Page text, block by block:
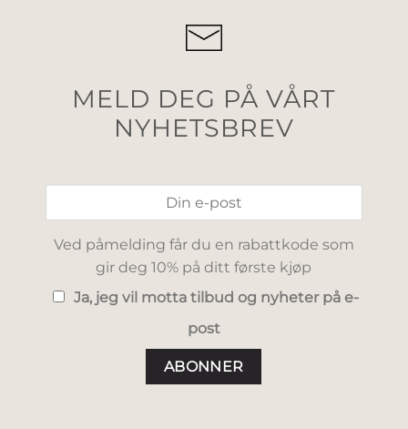
MELD DEG PÅ VÅRT
NYHETSBREV
Ved påmelding får du en rabattkode som
gir deg 10% på ditt første kjøp
Ja, jeg vil motta tilbud og nyheter på e-
post